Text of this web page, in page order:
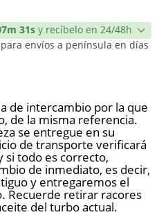
31s y recíbelo en 24/48h
envíos a península en días
de intercambio por la que
de la misma referencia.
se entregue en su
de transporte verificará
si todo es correcto,
de inmediato, es decir,
y entregaremos el
Recuerde retirar racores
del turbo actual.